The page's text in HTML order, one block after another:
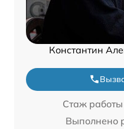
Константин
Стаж
Выполнено